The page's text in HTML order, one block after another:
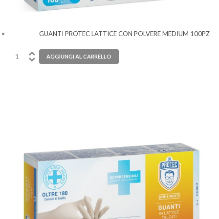
GUANTI PROTEC LATTICE CON POLVERE MEDIUM 100PZ